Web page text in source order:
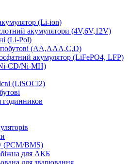
(Li-ion)
акумулятори (4V,6V,12V)
(Li-Pol)
(AA,AAA,C,D)
акумулятор (LiFePO4, LFP)
CD/Ni-MH)
(LiSOCl2)
годинников
(PCM/BMS)
для АКБ
для зварювання